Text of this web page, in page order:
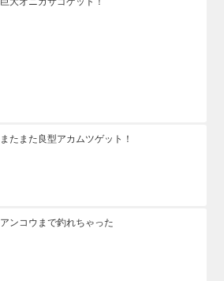
またまた良型アカムツゲット！
アンコウまで釣れちゃった